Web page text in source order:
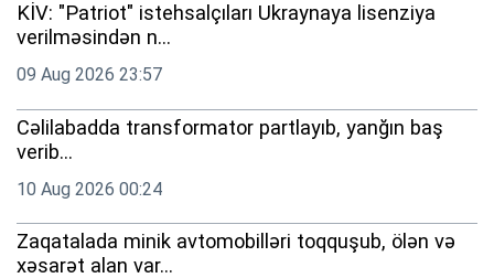
KİV: "Patriot" istehsalçıları Ukraynaya lisenziya
verilməsindən n...
09 Aug 2026 23:57
Cəlilabadda transformator partlayıb, yanğın baş
verib...
10 Aug 2026 00:24
Zaqatalada minik avtomobilləri toqquşub, ölən və
xəsarət alan var...